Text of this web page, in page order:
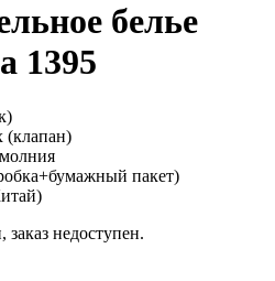
белье
1395
(клапан)
молния
пакет)
недоступен.